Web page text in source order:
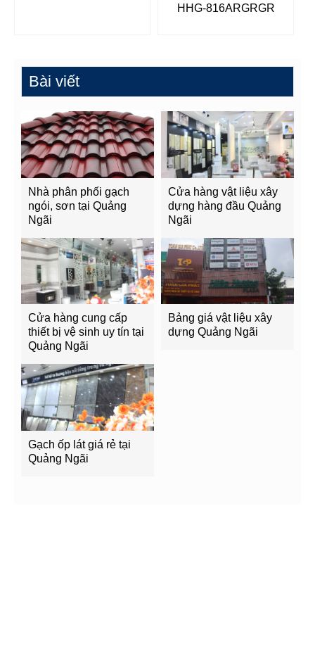
HHG-816ARGRGR
Bài viết
Nhà phân phối gạch
ngói, sơn tại Quảng
Ngãi
Cửa hàng vật liệu xây
dựng hàng đầu Quảng
Ngãi
Cửa hàng cung cấp
thiết bị vệ sinh uy tín tại
Quảng Ngãi
Bảng giá vật liệu xây
dựng Quảng Ngãi
Gạch ốp lát giá rẻ tại
Quảng Ngãi